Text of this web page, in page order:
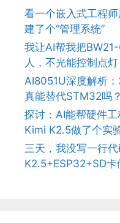
看一个嵌入式工程
建了个“管理系统”
我让AI帮我把
人，不光能控制点
AI8051U深度解析
真能替代STM32吗？
探讨：AI能帮硬件
Kimi K2.5做了个实
三天，我没写一行
K2.5+ESP32+SD